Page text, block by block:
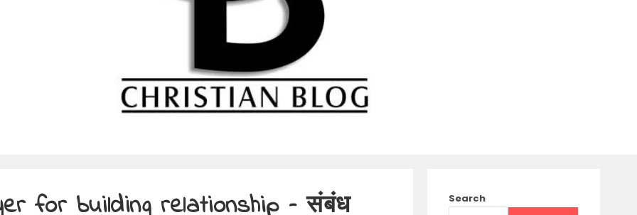
for building relationship – संबंध Search